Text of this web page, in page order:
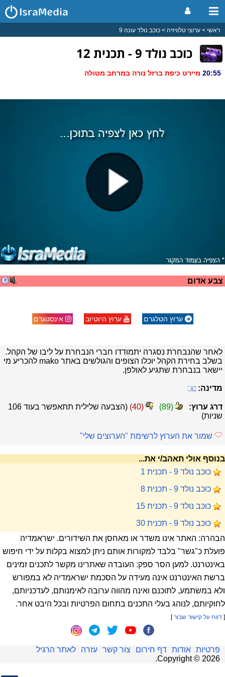
ראשי ערוצי טלוויזיה כוכב נולד עונה 9
כוכב נולד 9 - תכנית 12
צבע אדום
ערוץ הטלגרם ערוץ היוטיוב אינסטגרם
לאחר שהנבחרת נסגרה יתמודדו חברי הנבחרת על ליבו של הקהל.
בשלב בחירת הקהל יוכלו הצופים והגולשים באתר mako להכריע מי
יישאר בנבחרת שתגיע לאולפן.
מדינה:
דרג ערוץ: (
89
)
(
40
) (הצבעה שלילית תתאפשר בעוד 106
שניות)
שמור את הערוץ לרשימת "הערוצים שלי"
בנוסף אולי תאהב/י את...
כוכב נולד 9 - תכנית 1
כוכב נולד 9 - תכנית 8
כוכב נולד 9 - תכנית 15
כוכב נולד 9 - תכנית 30
הבהרה: האתר אינו משדר או מאחסן את השידורים. ישראמדיה
פועלת כ"גשר" בלבד למקורות אותם ניתן למצוא בקלות על ידי חיפוש
באינטרנט. למען הסר ספק: העובדה שאתרינו מקשר לתכנים זמינים
ברשת האינטרנט אינה מעידה על הסכמת ישראמדיה לא במפורש
ולא במשתמע, לתוכנם ואינה מהווה ערובה לאימנותם, לעדכניותם,
לחוקיותם, לנוהג בעלי התכנים בתחום הפרטיות ובכל היבט אחר.
[ דווח על קישור שבור]
פרטיות אודות דף חירום צור קשר עזרה
לאתר הרגיל
Copyright © 2026
.